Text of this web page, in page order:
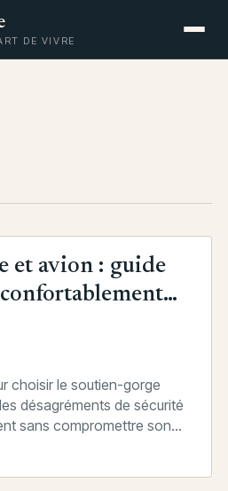
DE VIVRE
et avion : guide
choisir le soutien-gorge
désagréments de sécurité
sans compromettre son